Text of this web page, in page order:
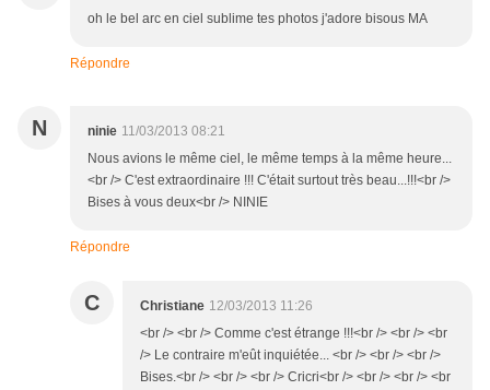
oh le bel arc en ciel sublime tes photos j'adore bisous MA
Répondre
N ninie 11/03/2013 08:21
Nous avions le même ciel, le même temps à la même heure...
<br /> C'est extraordinaire !!! C'était surtout très beau...!!!<br />
Bises à vous deux<br /> NINIE
Répondre
C Christiane 12/03/2013 11:26
<br /> <br /> Comme c'est étrange !!!<br /> <br /> <br
/> Le contraire m'eût inquiétée... <br /> <br /> <br />
Bises.<br /> <br /> <br /> Cricri<br /> <br /> <br /> <br